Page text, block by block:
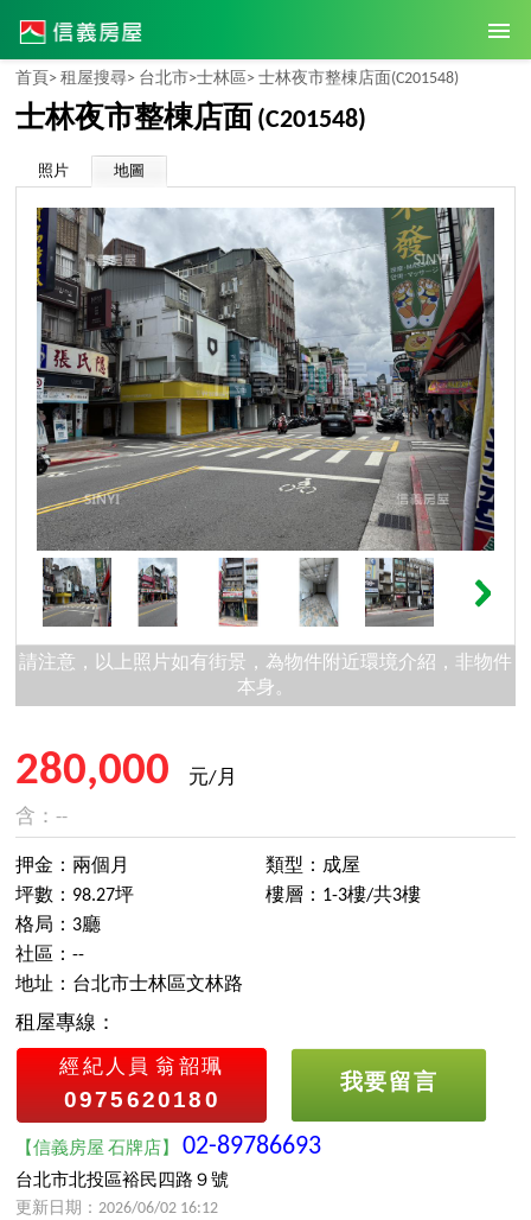
首頁> 租屋搜尋> 台北市>士林區> 士林夜市整棟店面(C201548)
士林夜市整棟店面 (C201548)
照片 地圖
請注意，以上照片如有街景，為物件附近環境介紹，非物件
本身。
280,000
元/月
含：--
押金：兩個月
坪數：98.27坪
類型：成屋
樓層：1-3樓/共3樓
格局：3廳
社區：--
地址：台北市士林區文林路
租屋專線：
經紀人員 翁韶珮
0975620180
我要留言
【信義房屋 石牌店】02-89786693
台北市北投區裕民四路９號
更新日期：2026/06/02 16:12